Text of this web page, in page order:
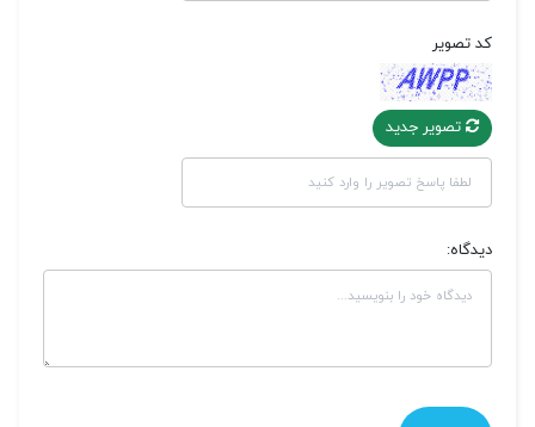
کد تصویر
تصویر جدید
دیدگاه: